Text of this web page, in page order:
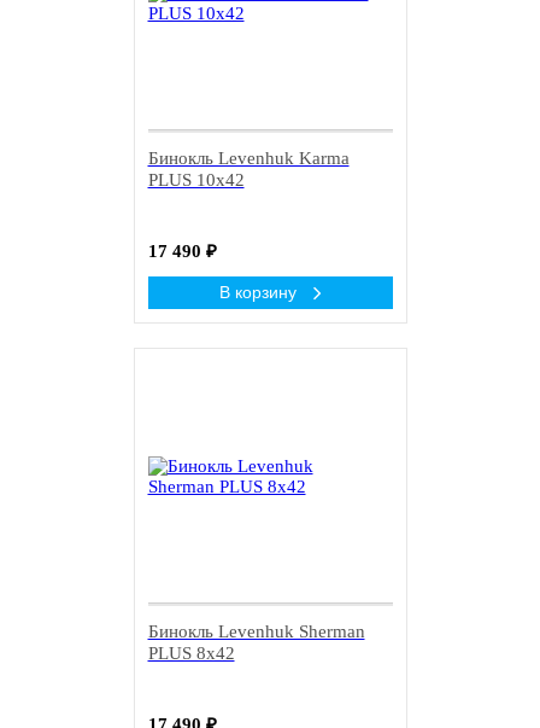
Бинокль Levenhuk Karma
PLUS 10x42
17 490 ₽
В корзину
Бинокль Levenhuk Sherman
PLUS 8x42
17 490 ₽